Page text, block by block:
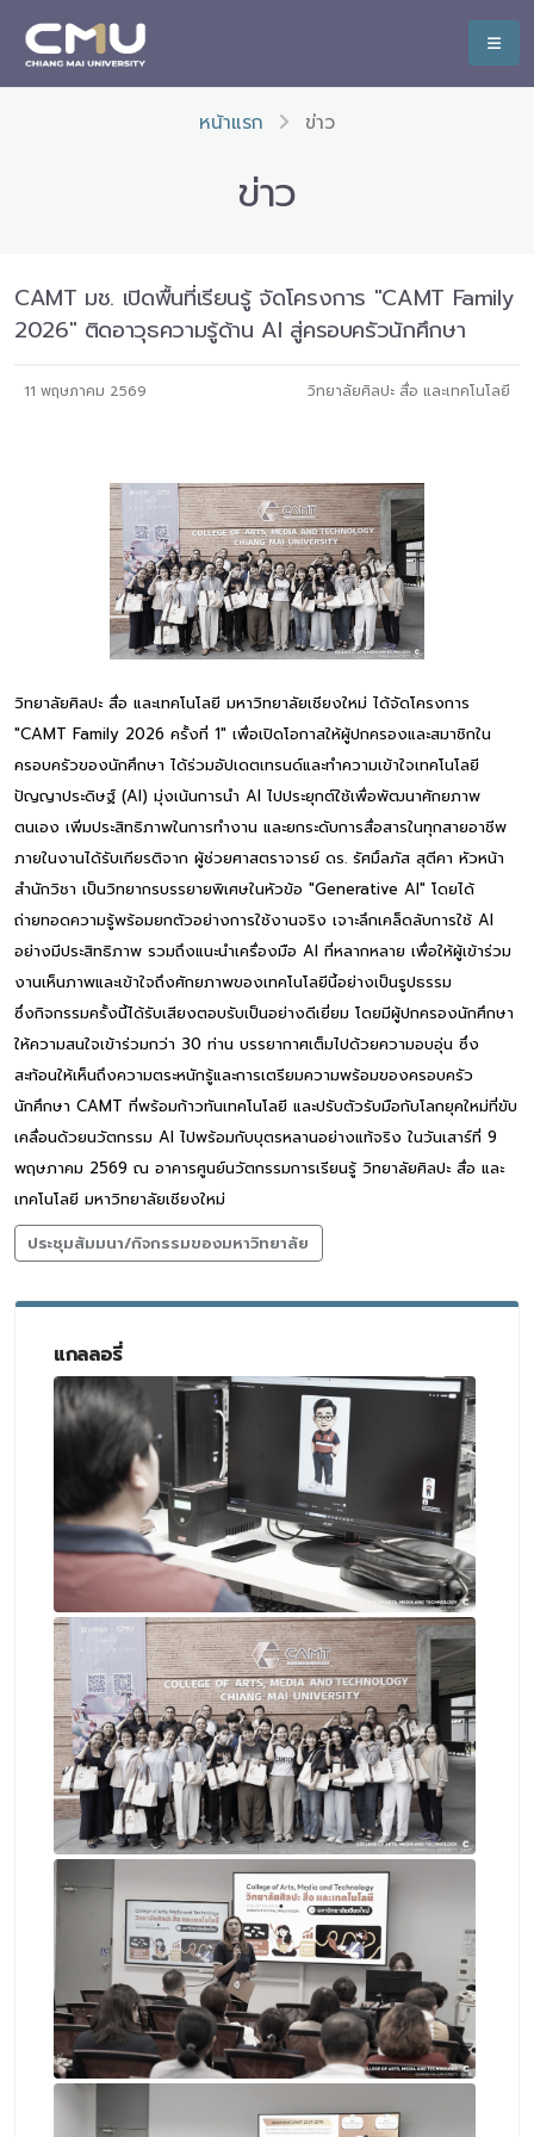
หน้าแรก ข่าว
ข่าว
CAMT มช. เปิดพื้นที่เรียนรู้ จัดโครงการ "CAMT Family
2026" ติดอาวุธความรู้ด้าน AI สู่ครอบครัวนักศึกษา
11 พฤษภาคม 2569 วิทยาลัยศิลปะ สื่อ และเทคโนโลยี
วิทยาลัยศิลปะ สื่อ และเทคโนโลยี มหาวิทยาลัยเชียงใหม่ ได้จัดโครงการ
"CAMT Family 2026 ครั้งที่ 1" เพื่อเปิดโอกาสให้ผู้ปกครองและสมาชิกใน
ครอบครัวของนักศึกษา ได้ร่วมอัปเดตเทรนด์และทำความเข้าใจเทคโนโลยี
ปัญญาประดิษฐ์ (AI) มุ่งเน้นการนำ AI ไปประยุกต์ใช้เพื่อพัฒนาศักยภาพ
ตนเอง เพิ่มประสิทธิภาพในการทำงาน และยกระดับการสื่อสารในทุกสายอาชีพ
ภายในงานได้รับเกียรติจาก ผู้ช่วยศาสตราจารย์ ดร. รัศมิ์ลภัส สุตีคา หัวหน้า
สำนักวิชา เป็นวิทยากรบรรยายพิเศษในหัวข้อ "Generative AI" โดยได้
ถ่ายทอดความรู้พร้อมยกตัวอย่างการใช้งานจริง เจาะลึกเคล็ดลับการใช้ AI
อย่างมีประสิทธิภาพ รวมถึงแนะนำเครื่องมือ AI ที่หลากหลาย เพื่อให้ผู้เข้าร่วม
งานเห็นภาพและเข้าใจถึงศักยภาพของเทคโนโลยีนี้อย่างเป็นรูปธรรม
ซึ่งกิจกรรมครั้งนี้ได้รับเสียงตอบรับเป็นอย่างดีเยี่ยม โดยมีผู้ปกครองนักศึกษา
ให้ความสนใจเข้าร่วมกว่า 30 ท่าน บรรยากาศเต็มไปด้วยความอบอุ่น ซึ่ง
สะท้อนให้เห็นถึงความตระหนักรู้และการเตรียมความพร้อมของครอบครัว
นักศึกษา CAMT ที่พร้อมก้าวทันเทคโนโลยี และปรับตัวรับมือกับโลกยุคใหม่ที่ขับ
เคลื่อนด้วยนวัตกรรม AI ไปพร้อมกับบุตรหลานอย่างแท้จริง ในวันเสาร์ที่ 9
พฤษภาคม 2569 ณ อาคารศูนย์นวัตกรรมการเรียนรู้ วิทยาลัยศิลปะ สื่อ และ
เทคโนโลยี มหาวิทยาลัยเชียงใหม่
ประชุมสัมมนา/กิจกรรมของมหาวิทยาลัย
แกลลอรี่